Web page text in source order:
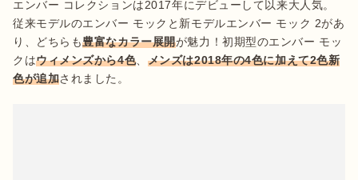
エンバー コレクションは2017年にデビューして以来大人気。
従来モデルのエンバー モックと新モデルエンバー モック 2があ
り、どちらも豊富なカラー展開が魅力！初期型のエンバー モッ
クはウィメンズから4色、 メンズは2018年の4色に加えて2色新
色が追加されました。